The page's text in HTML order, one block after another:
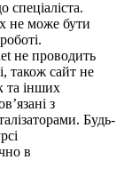
спеціаліста.
не може бути
не проводить
також сайт не
та інших
з
Будь-
в